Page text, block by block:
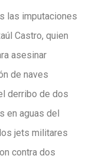
las imputaciones
Castro, quien
asesinar
de naves
derribo de dos
en aguas del
jets militares
contra dos